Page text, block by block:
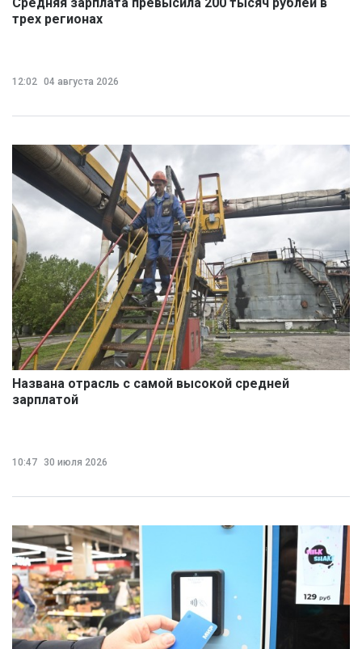
трех регионах
12:02 04 августа 2026
Названа отрасль с самой высокой средней
зарплатой
10:47 30 июля 2026